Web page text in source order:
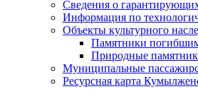
Сведения о
Информация по
Объекты культурного
Памятники
Природные
Муниципальные
Ресурсная карта